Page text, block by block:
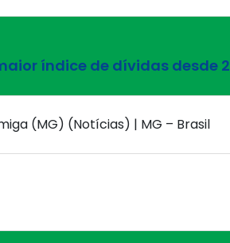
índice de dívidas desde
(MG) (Notícias) | MG – Brasil